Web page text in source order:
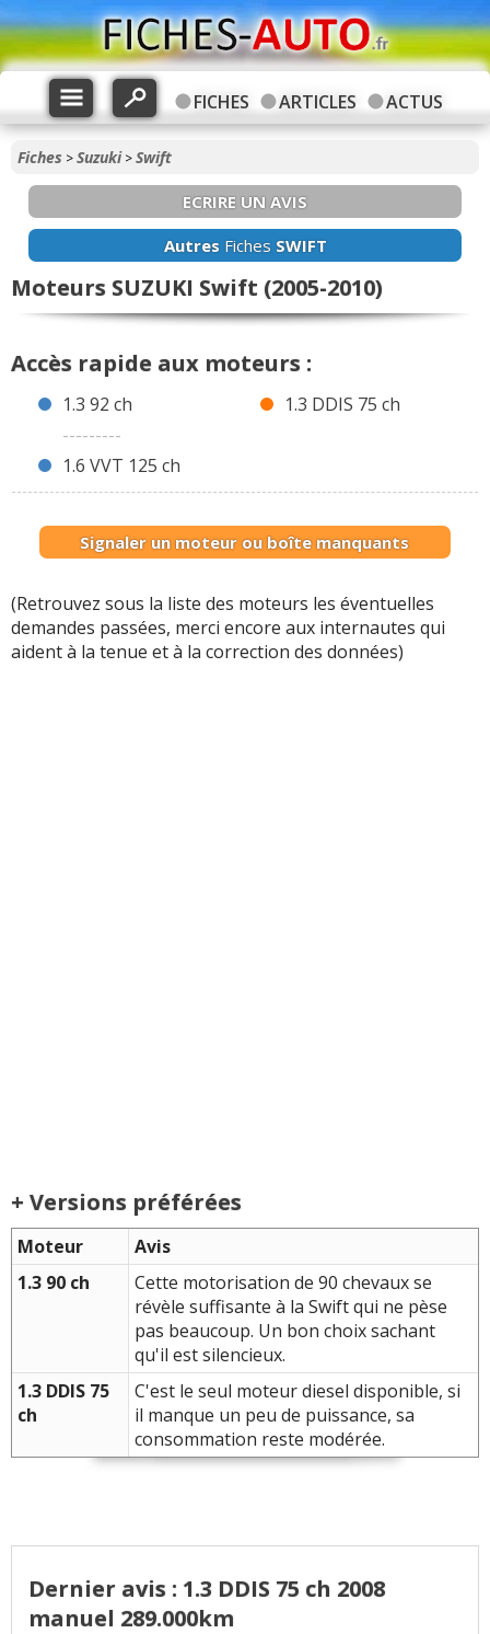
FICHES ARTICLES ACTUS
Fiches >Suzuki>Swift
ECRIRE UN AVIS
AutresFiches SWIFT
Moteurs SUZUKI Swift (2005-2010)
Accès rapide aux moteurs :
1.3 92 ch
---------
1.6 VVT 125 ch
1.3 DDIS 75 ch
Signaler un moteur ou boîte manquants
(Retrouvez sous la liste des moteurs les éventuelles
demandes passées, merci encore aux internautes qui
aident à la tenue et à la correction des données)
+ Versions préférées
Moteur
Avis
1.3 90 ch
Cette motorisation de 90 chevaux se
révèle suffisante à la Swift qui ne pèse
pas beaucoup. Un bon choix sachant
qu'il est silencieux.
1.3 DDIS 75
ch
C'est le seul moteur diesel disponible, si
il manque un peu de puissance, sa
consommation reste modérée.
Dernier avis : 1.3 DDIS 75 ch 2008
manuel 289.000km